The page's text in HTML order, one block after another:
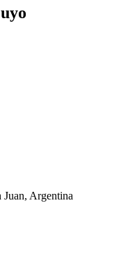
Argentina